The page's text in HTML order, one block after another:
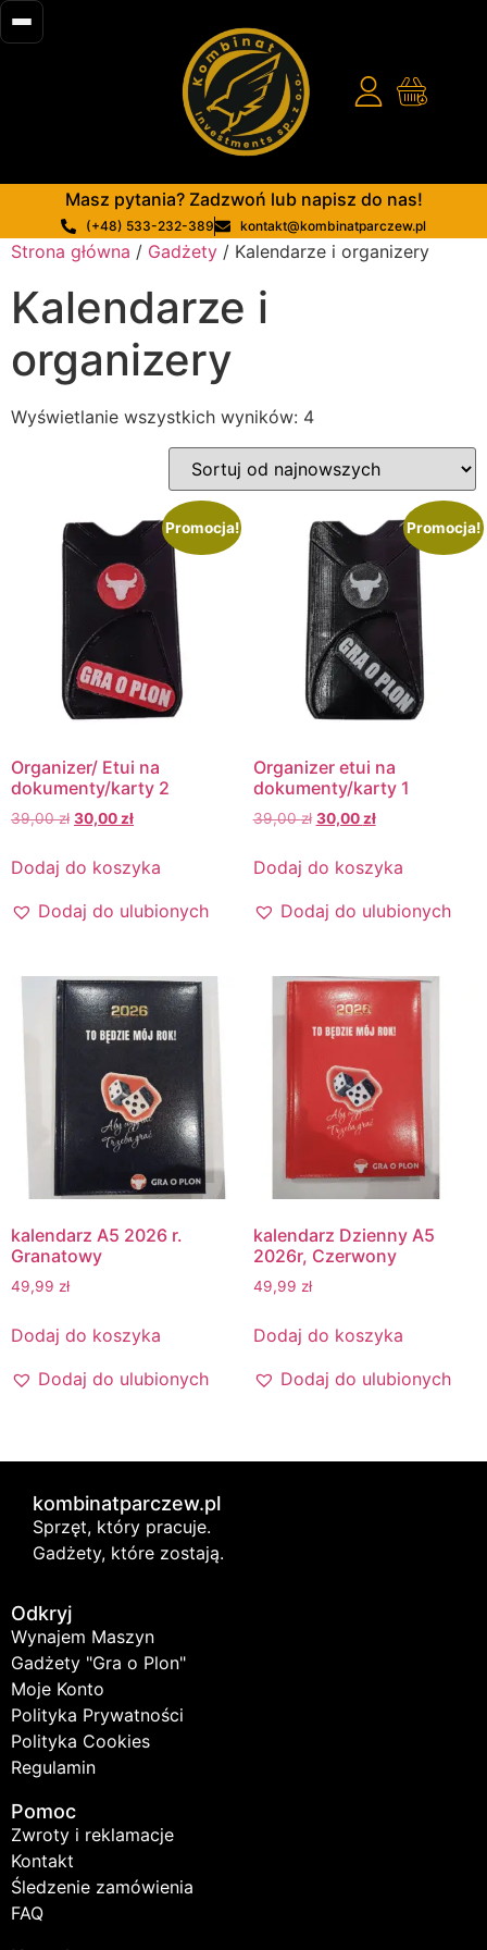
Masz pytania? Zadzwoń lub napisz do nas!
(+48) 533-232-389 kontakt@kombinatparczew.pl
Strona główna / Gadżety / Kalendarze i organizery
Kalendarze i
organizery
Wyświetlanie wszystkich wyników: 4
Promocja!
Organizer/ Etui na
dokumenty/karty 2
39,00zł 30,00zł
Dodaj do koszyka
Dodaj do ulubionych
Promocja!
Organizer etui na
dokumenty/karty 1
39,00zł 30,00zł
Dodaj do koszyka
Dodaj do ulubionych
kalendarz A5 2026 r.
Granatowy
49,99 zł
Dodaj do koszyka
Dodaj do ulubionych
kalendarz Dzienny A5
2026r, Czerwony
49,99 zł
Dodaj do koszyka
Dodaj do ulubionych
kombinatparczew.pl
Sprzęt, który pracuje.
Gadżety, które zostają.
Odkryj
Wynajem Maszyn
Gadżety "Gra o Plon"
Moje Konto
Polityka Prywatności
Polityka Cookies
Regulamin
Pomoc
Zwroty i reklamacje
Kontakt
Śledzenie zamówienia
FAQ